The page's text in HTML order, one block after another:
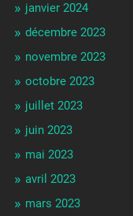
janvier 2024
décembre 2023
novembre 2023
octobre 2023
juillet 2023
juin 2023
mai 2023
avril 2023
mars 2023